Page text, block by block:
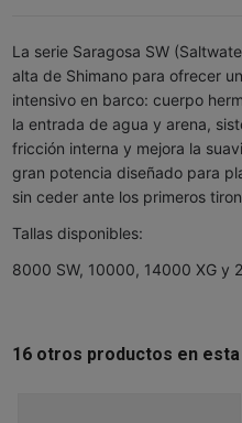
La serie Saragosa SW
alta de Shimano para ofrecer
intensivo en barco: cuerpo
la entrada de agua y arena,
fricción interna y mejora la
gran potencia diseñado para
sin ceder ante los primeros
Tallas disponibles:
8000 SW, 10000, 14000 XG y
16 otros productos en